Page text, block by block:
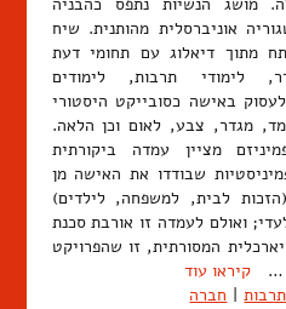
אוניברסלית מהותנית. שיח
מתוך דיאלוג עם תחומי דעת
לימודי תרבות, לימודים
באישה כסובייקט היסטורי
מגדר, צבע, לאום וכן הלאה.
מציין עמדה ביקורתית
שבודדו את האישה מן
לבית, למשפחה, לילדים)
ואולם לעמדה זו אורבת סכנת
המסורתית, זו שהפרויקט
… קיראו עוד
| חברה